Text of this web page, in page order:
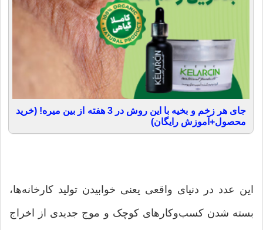
جای هر زخم و بخیه با این روش در 3 هفته از بین میره! (خرید
محصول+آموزش رایگان)
این عدد در دنیای واقعی یعنی خوابیدن تولید کارخانه‌ها،
بسته شدن کسب‌وکار‌های کوچک و موج جدیدی از اخراج